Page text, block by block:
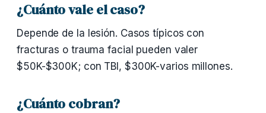
¿Cuánto vale el caso?
Depende de la lesión. Casos típicos con
fracturas o trauma facial pueden valer
$50K-$300K; con TBI, $300K-varios millones.
¿Cuánto cobran?